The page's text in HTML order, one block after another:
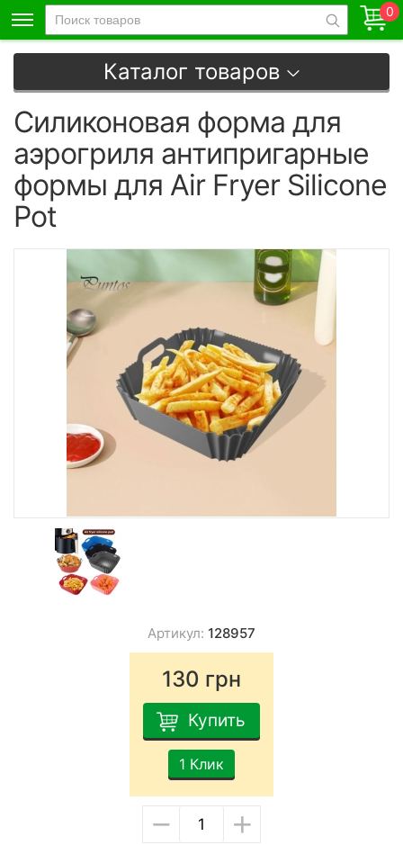
0
Каталог товаров
Силиконовая форма для
аэрогриля антипригарные
формы для Air Fryer Silicone
Pot
Артикул: 128957
130 грн
Купить
1 Клик
− +